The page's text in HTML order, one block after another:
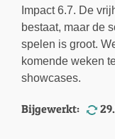
Impact 6.7. De
bestaat, maar de
spelen is groot.
komende weken
showcases.
Bijgewerkt: